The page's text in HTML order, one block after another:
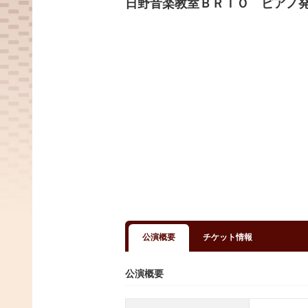
日野音楽教室ＢＲＩＯ ピアノ
公演概要 チケット情報
公演概要